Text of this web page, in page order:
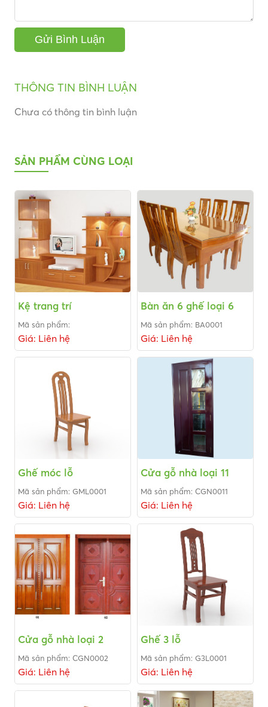
THÔNG TIN BÌNH LUẬN
Chưa có thông tin bình luận
SẢN PHẨM CÙNG LOẠI
Kệ trang trí
Mã sản phẩm:
Giá: Liên hệ
Bàn ăn 6 ghế loại 6
Mã sản phẩm: BA0001
Giá: Liên hệ
Ghế móc lỗ
Mã sản phẩm: GML0001
Giá: Liên hệ
Cửa gỗ nhà loại 11
Mã sản phẩm: CGN0011
Giá: Liên hệ
Cửa gỗ nhà loại 2
Mã sản phẩm: CGN0002
Giá: Liên hệ
Ghế 3 lỗ
Mã sản phẩm: G3L0001
Giá: Liên hệ